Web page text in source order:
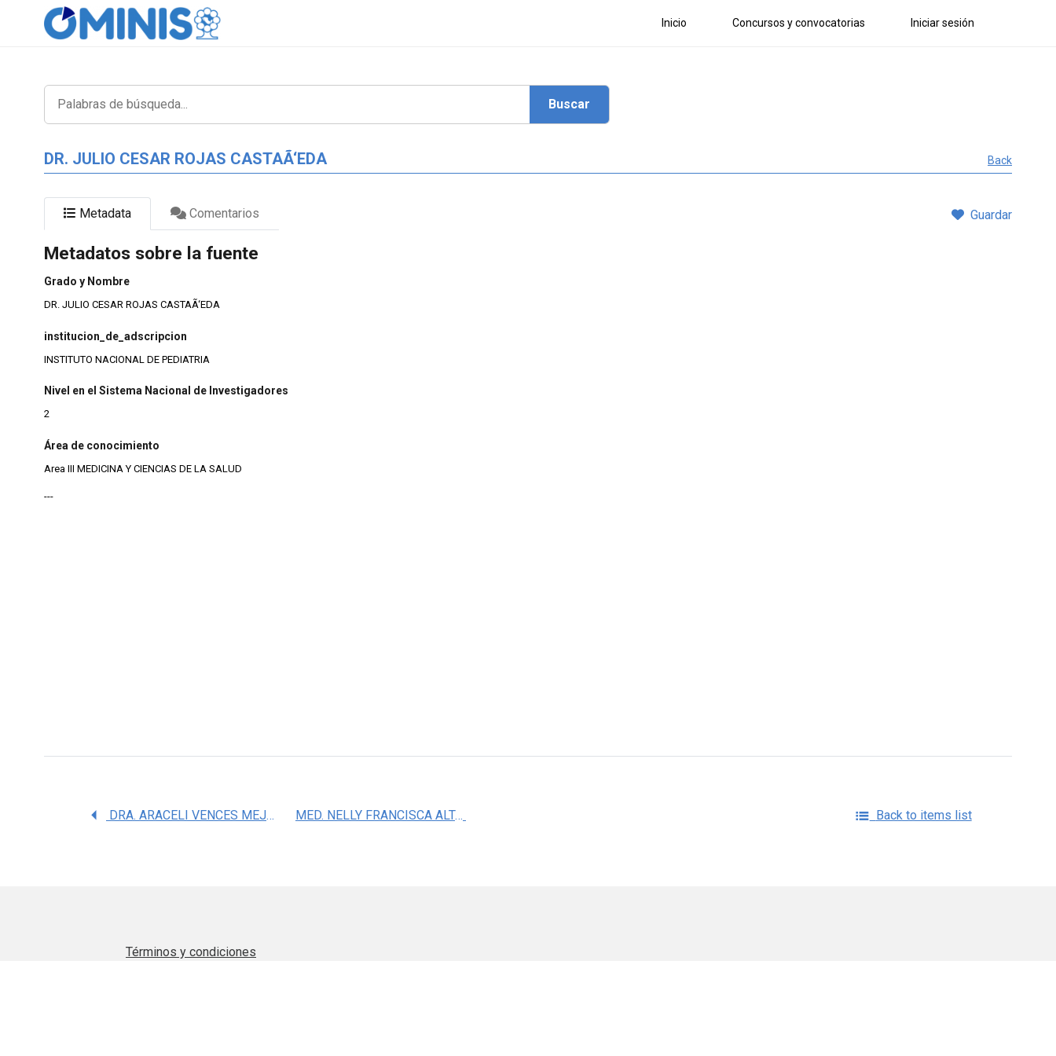
Inicio Concursos y convocatorias Iniciar sesión
DR. JULIO CESAR ROJAS CASTAÃ‘EDA Back
Metadata Comentarios Guardar
Metadatos sobre la fuente
Grado y Nombre
DR. JULIO CESAR ROJAS CASTAÃ‘EDA
institucion_de_adscripcion
INSTITUTO NACIONAL DE PEDIATRIA
Nivel en el Sistema Nacional de Investigadores
2
Área de conocimiento
Area III MEDICINA Y CIENCIAS DE LA SALUD
---
DRA. ARACELI VENCES MEJIA MED. NELLY FRANCISCA ALTAMIRANO BUSTAMANTE Back to items list
Términos y condiciones